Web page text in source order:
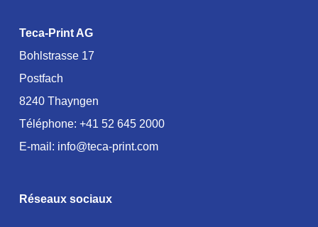
Teca-Print AG
Bohlstrasse 17
Postfach
8240 Thayngen
Téléphone: +41 52 645 2000
E-mail: info@teca-print.com
Réseaux sociaux